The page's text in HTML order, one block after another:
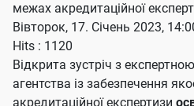
межах акредитаційної
Вівторок, 17. Січень 2023,
Hits : 1120
Відкрита зустріч з
агентства із забезпечення
акредитаційної експертизи